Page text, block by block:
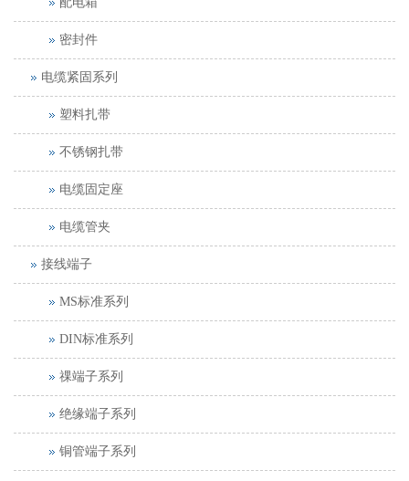
密封件
电缆紧固系列
塑料扎带
不锈钢扎带
电缆固定座
电缆管夹
接线端子
MS标准系列
DIN标准系列
祼端子系列
绝缘端子系列
铜管端子系列